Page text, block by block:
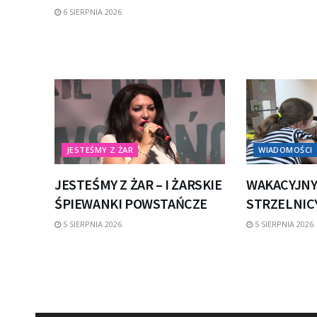
6 SIERPNIA 2026
JESTEŚMY Z ŻAR
JESTEŚMY Z ŻAR – I ŻARSKIE
ŚPIEWANKI POWSTAŃCZE
5 SIERPNIA 2026
WIADOMOŚCI
5 SIERPNIA 2026